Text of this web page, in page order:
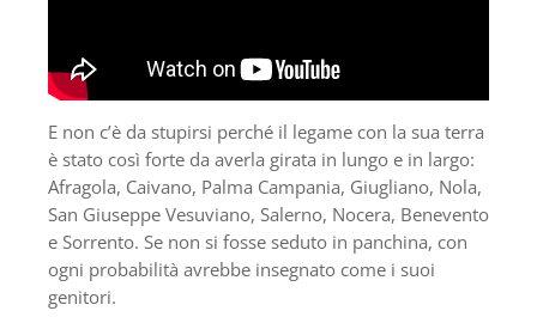
E non c’è da stupirsi perché il legame con la sua terra
è stato così forte da averla girata in lungo e in largo:
Afragola, Caivano, Palma Campania, Giugliano, Nola,
San Giuseppe Vesuviano, Salerno, Nocera, Benevento
e Sorrento. Se non si fosse seduto in panchina, con
ogni probabilità avrebbe insegnato come i suoi
genitori.